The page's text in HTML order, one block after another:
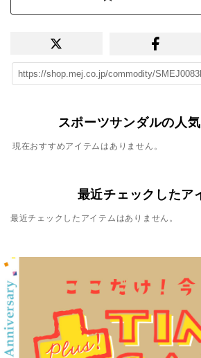
スポーツサンダルの人
現在おすすめアイテムはありません。
最近チェックしたア
最近チェックしたアイテムはありません。